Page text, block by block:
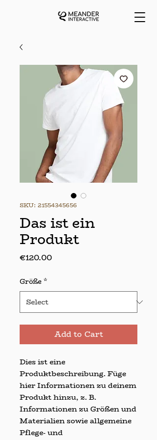
SKU: 21554345656
Das ist ein
Produkt
€120.00Price
Größe *
Add to Cart
Dies ist eine
Produktbeschreibung. Füge
hier Informationen zu deinem
Produkt hinzu, z. B.
Informationen zu Größen und
Materialien sowie allgemeine
Pflege- und